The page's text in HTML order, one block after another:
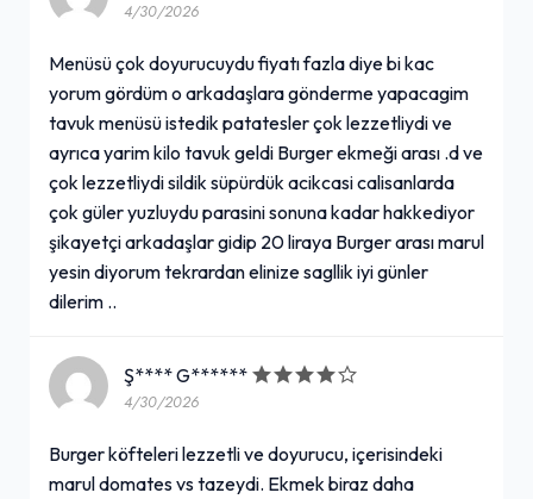
4/30/2026
Menüsü çok doyurucuydu fiyatı fazla diye bi kac
yorum gördüm o arkadaşlara gönderme yapacagim
tavuk menüsü istedik patatesler çok lezzetliydi ve
ayrıca yarim kilo tavuk geldi Burger ekmeği arası .d ve
çok lezzetliydi sildik süpürdük acikcasi calisanlarda
çok güler yuzluydu parasini sonuna kadar hakkediyor
şikayetçi arkadaşlar gidip 20 liraya Burger arası marul
yesin diyorum tekrardan elinize sagllik iyi günler
dilerim ..
Ş**** G******
4/30/2026
Burger köfteleri lezzetli ve doyurucu, içerisindeki
marul domates vs tazeydi. Ekmek biraz daha